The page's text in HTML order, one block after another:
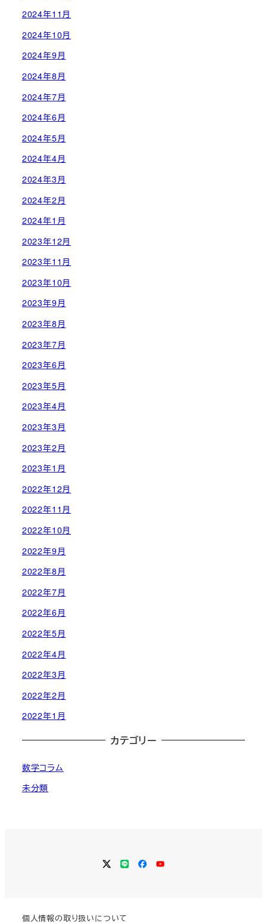
2024年11月
2024年10月
2024年9月
2024年8月
2024年7月
2024年6月
2024年5月
2024年4月
2024年3月
2024年2月
2024年1月
2023年12月
2023年11月
2023年10月
2023年9月
2023年8月
2023年7月
2023年6月
2023年5月
2023年4月
2023年3月
2023年2月
2023年1月
2022年12月
2022年11月
2022年10月
2022年9月
2022年8月
2022年7月
2022年6月
2022年5月
2022年4月
2022年3月
2022年2月
2022年1月
カテゴリー
数学コラム
未分類
Twitter
LINEFacebook
YouTube
個人情報の取り扱いについて